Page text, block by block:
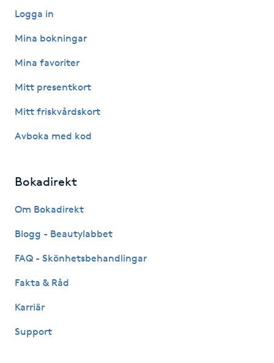
Idrottsmassage
IPL hårborttagning
K
Katun fransar
Kemisk peeling
Logga in
Mina bokningar
Mina favoriter
Mitt presentkort
Mitt friskvårdskort
Avboka med kod
Bokadirekt
Om Bokadirekt
Blogg - Beautylabbet
FAQ - Skönhetsbehandlingar
Fakta & Råd
Karriär
Support